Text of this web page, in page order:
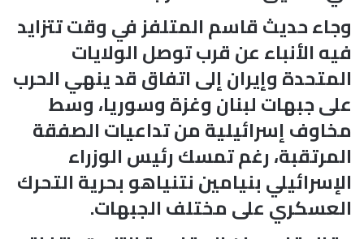
وجاء حديث قاسم المتلفز في وقت تتزايد
فيه الأنباء عن قرب توصل الولايات
المتحدة وإيران إلى اتفاق قد ينهي الحرب
على جبهات لبنان وغزة وسوريا، وسط
مخاوف إسرائيلية من تداعيات الصفقة
المرتقبة، رغم تمسك رئيس الوزراء
الإسرائيلي بنيامين نتنياهو بحرية التحرك
العسكري على مختلف الجبهات.